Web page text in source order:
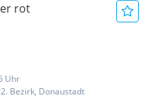
rot
Uhr
Bezirk, Donaustadt